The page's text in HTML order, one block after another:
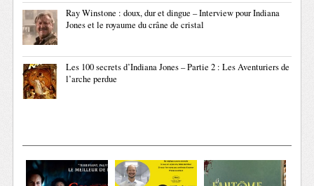
Ray Winstone : doux, dur et dingue – Interview pour Indiana
Jones et le royaume du crâne de cristal
Les 100 secrets d’Indiana Jones – Partie 2 : Les Aventuriers de
l’arche perdue